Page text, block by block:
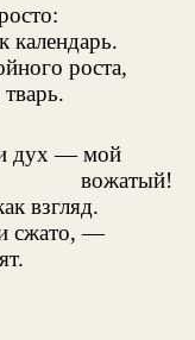
роста,
дух — мой
вожатый!
взгляд.
сжато, —